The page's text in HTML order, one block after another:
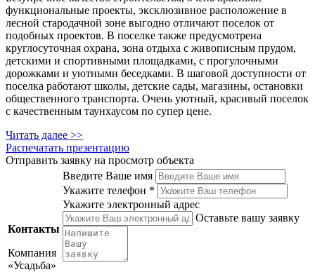
функциональные проекты, эксклюзивное расположение в
лесной стародачной зоне выгодно отличают поселок от
подобных проектов. В поселке также предусмотрена
круглосуточная охрана, зона отдыха с живописным прудом,
детскими и спортивными площадками, с прогулочными
дорожками и уютными беседками. В шаговой доступности от
поселка работают школы, детские сады, магазины, остановки
общественного транспорта. Очень уютный, красивый поселок
с качественным таунхаусом по супер цене.
Читать далее >>
Распечатать презентацию
Отправить заявку на просмотр объекта
Контакты
Компания
«Усадьба»
Введите Ваше имя
Укажите телефон *
Укажите электронный адрес
Оставьте вашу заявку